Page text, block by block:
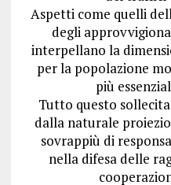
Aspetti come quelli
degli
interpellano la
per la popolazione
più
Tutto questo
dalla naturale
sovrappiù di
nella difesa delle